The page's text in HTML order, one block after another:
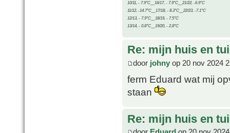
10/11, - 7.9°C__16/17, - 7.9°C__21/22, -6.9°C
11/12, -14.7°C__17/18, - 8.3°C__22/23, -7.1°C
12/13, - 7.9°C__18/19, - 7.5°C
13/14, - 0.8°C__19/20, - 2.8°C
Re: mijn huis en
door johny op 20 nov 2024
ferm Eduard wat mij
staan
Re: mijn huis en